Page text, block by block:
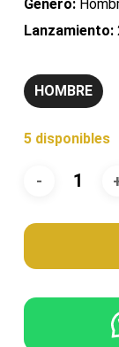
Género:
Lanzamiento:
HOMBRE
5 disponibles